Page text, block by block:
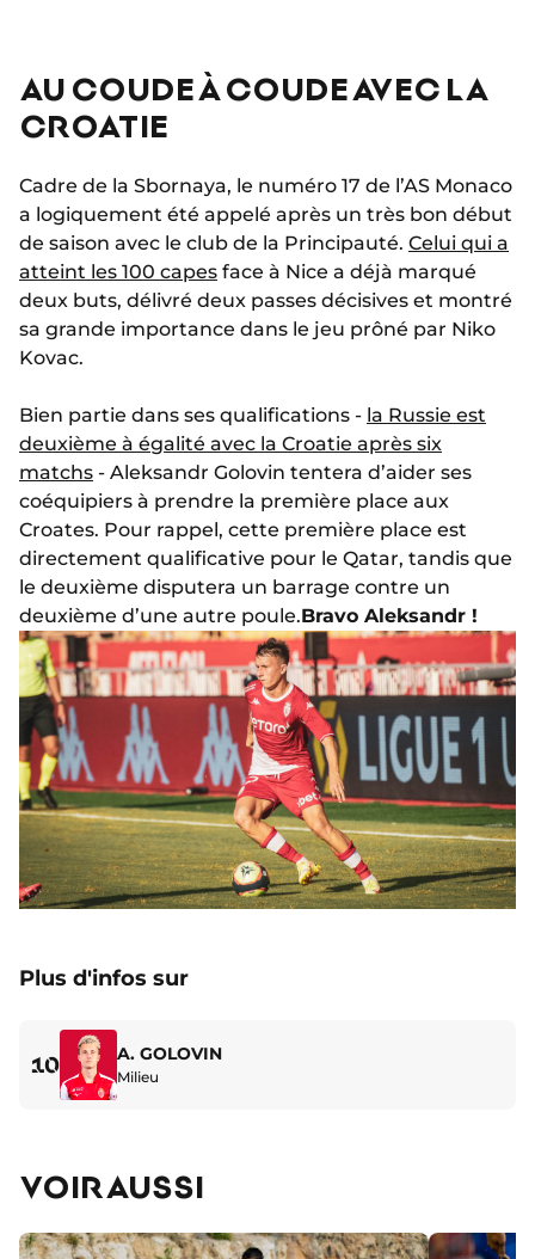
AU COUDE À COUDE AVEC LA
CROATIE
Cadre de la Sbornaya, le numéro 17 de l’AS Monaco
a logiquement été appelé après un très bon début
de saison avec le club de la Principauté. Celui qui a
atteint les 100 capes face à Nice a déjà marqué
deux buts, délivré deux passes décisives et montré
sa grande importance dans le jeu prôné par Niko
Kovac.
Bien partie dans ses qualifications - la Russie est
deuxième à égalité avec la Croatie après six
matchs - Aleksandr Golovin tentera d’aider ses
coéquipiers à prendre la première place aux
Croates. Pour rappel, cette première place est
directement qualificative pour le Qatar, tandis que
le deuxième disputera un barrage contre un
deuxième d’une autre poule.Bravo Aleksandr !
Plus d'infos sur
10 A. GOLOVIN
Milieu
VOIR AUSSI